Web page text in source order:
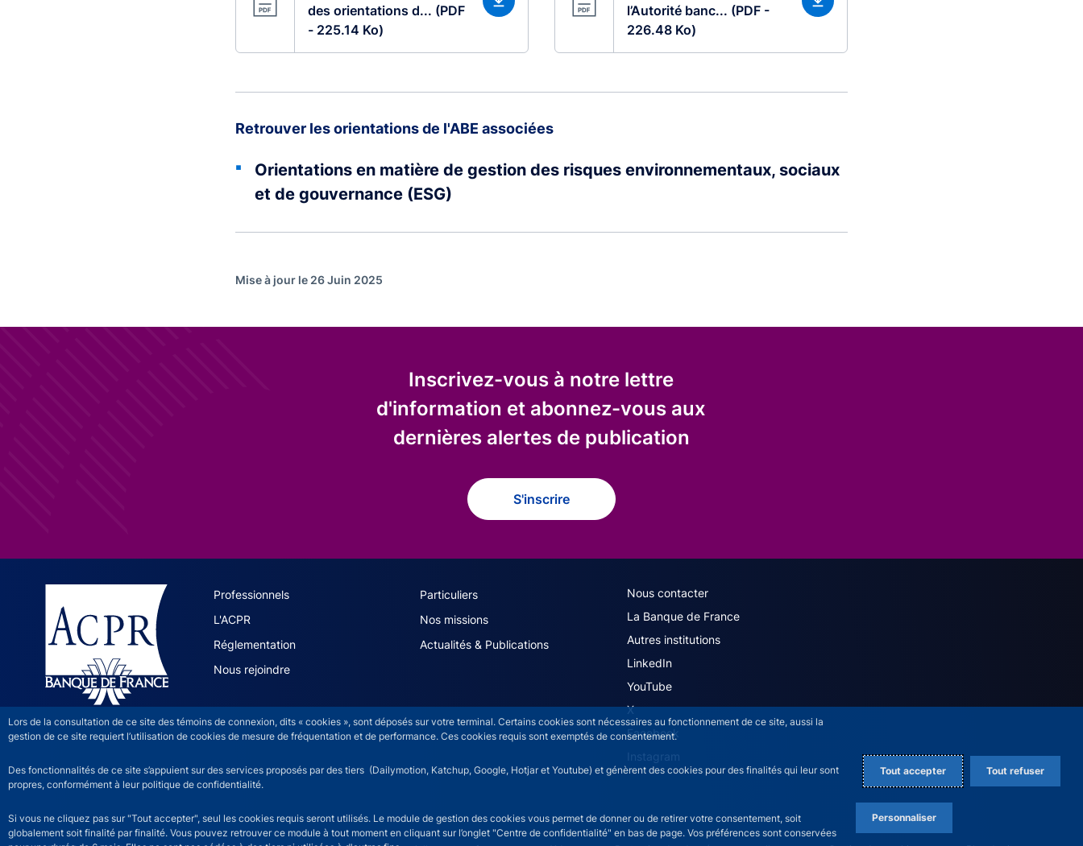
Lors de la consultation de ce site des témoins de connexion, dits « cookies », sont déposés sur votre terminal. Certains cookies sont nécessaires au fonctionnement de ce site, aussi la
gestion de ce site requiert l’utilisation de cookies de mesure de fréquentation et de performance. Ces cookies requis sont exemptés de consentement.
Des fonctionnalités de ce site s’appuient sur des services proposés par des tiers (Dailymotion, Katchup, Google, Hotjar et Youtube) et génèrent des cookies pour des finalités qui leur sont
propres, conformément à leur politique de confidentialité.
Si vous ne cliquez pas sur "Tout accepter", seul les cookies requis seront utilisés. Le module de gestion des cookies vous permet de donner ou de retirer votre consentement, soit
globalement soit finalité par finalité. Vous pouvez retrouver ce module à tout moment en cliquant sur l’onglet "Centre de confidentialité" en bas de page. Vos préférences sont conservées
Tout accepter Tout refuser
Personnaliser
des orientations d... (PDF
- 225.14 Ko)
l’Autorité banc... (PDF -
226.48 Ko)
Retrouver les orientations de l'ABE associées
Orientations en matière de gestion des risques environnementaux, sociaux
et de gouvernance (ESG)
Mise à jour le 26 Juin 2025
Inscrivez-vous à notre lettre
d'information et abonnez-vous aux
dernières alertes de publication
S'inscrire
ACPR site navigation (French)
Professionnels
Particuliers
L'ACPR
Nos missions
Réglementation
Actualités & Publications
Nous rejoindre
ACPR footer secondary menu (French)
Nous contacter
La Banque de France
Autres institutions
LinkedIn
YouTube
X
Facebook
Instagram